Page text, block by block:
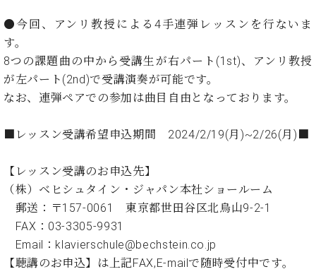
ン
ー
ラ
ド
C.
ベ
ヒ
シ
レ
納
入
実
ホ
ス
タ
ジ
オ
納
ン
ト
代
理
主
ベ
ン
ト
コ
ン
教室
ベ
ヒ
シ
イ
・
ト
ラ
ム
京
●今回、アンリ教授による4手連弾レッスンを行ないま
す。
8つの課題曲の中から受講生が右パート(1st)、アンリ教授
が左パート(2nd)で受講演奏が可能です。
なお、連弾ペアでの参加は曲目自由となっております。
■レッスン受講希望申込期間 2024/2/19(月)~2/26(月)■
【レッスン受講のお申込先】
（株）ベヒシュタイン・ジャパン本社ショールーム
郵送：〒157-0061 東京都世田谷区北烏山9-2-1
FAX：03-3305-9931
Email：klavierschule@bechstein.co.jp
【聴講のお申込】は上記FAX,E-mailで随時受付中です。